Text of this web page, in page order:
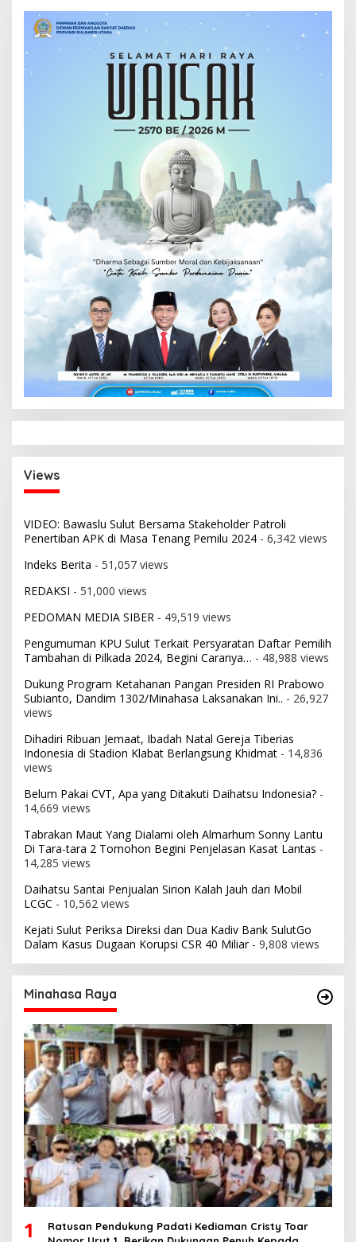
Views
VIDEO: Bawaslu Sulut Bersama Stakeholder Patroli
Penertiban APK di Masa Tenang Pemilu 2024 - 6,342 views
Indeks Berita - 51,057 views
REDAKSI - 51,000 views
PEDOMAN MEDIA SIBER - 49,519 views
Pengumuman KPU Sulut Terkait Persyaratan Daftar Pemilih
Tambahan di Pilkada 2024, Begini Caranya… - 48,988 views
Dukung Program Ketahanan Pangan Presiden RI Prabowo
Subianto, Dandim 1302/Minahasa Laksanakan Ini.. - 26,927
views
Dihadiri Ribuan Jemaat, Ibadah Natal Gereja Tiberias
Indonesia di Stadion Klabat Berlangsung Khidmat - 14,836
views
Belum Pakai CVT, Apa yang Ditakuti Daihatsu Indonesia? -
14,669 views
Tabrakan Maut Yang Dialami oleh Almarhum Sonny Lantu
Di Tara-tara 2 Tomohon Begini Penjelasan Kasat Lantas -
14,285 views
Daihatsu Santai Penjualan Sirion Kalah Jauh dari Mobil
LCGC - 10,562 views
Kejati Sulut Periksa Direksi dan Dua Kadiv Bank SulutGo
Dalam Kasus Dugaan Korupsi CSR 40 Miliar- 9,808 views
Minahasa Raya
1
Ratusan Pendukung Padati Kediaman Cristy Toar